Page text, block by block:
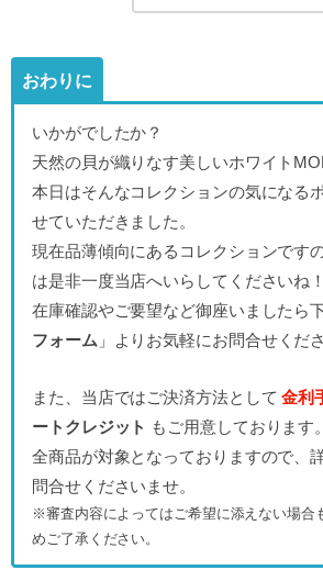
おわりに
いかがでしたか？
天然の貝が織りなす美しいホワイト
本日はそんなコレクションの気になる
せていただきました。
現在品薄傾向にあるコレクションです
は是非一度当店へいらしてくださいね！
在庫確認やご要望など御座いましたら
フォーム 」よりお気軽にお問合せくださ
また、当店ではご決済方法として金利
ートクレジット もご用意しております。
全商品が対象となっておりますので、
問合せくださいませ。
※審査内容によってはご希望に添えない場合
めご了承ください。